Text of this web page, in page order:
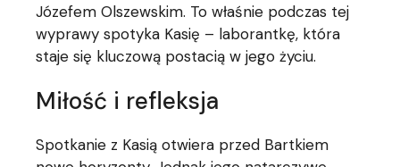
Józefem Olszewskim. To właśnie podczas tej
wyprawy spotyka Kasię – laborantkę, która
staje się kluczową postacią w jego życiu.
Miłość i refleksja
Spotkanie z Kasią otwiera przed Bartkiem